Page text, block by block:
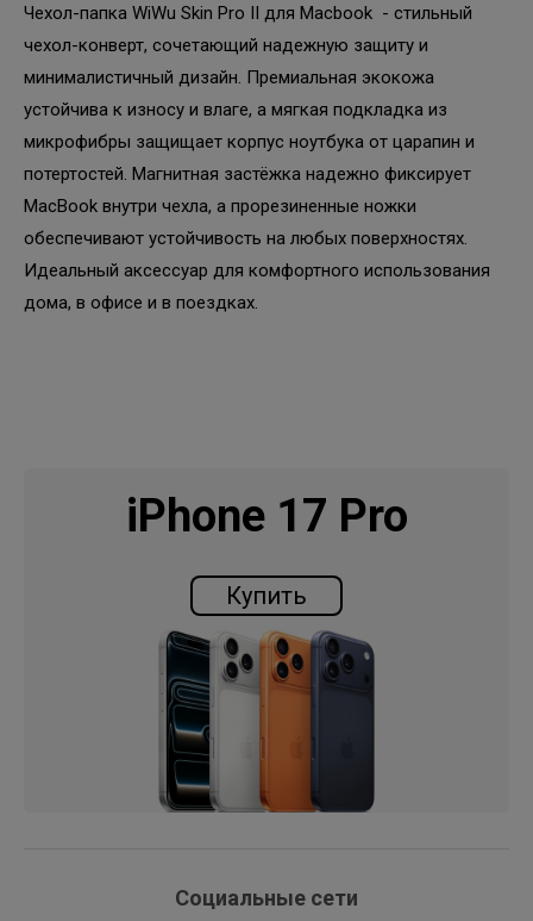
Чехол-папка WiWu Skin Pro II для Macbook - стильный
чехол-конверт, сочетающий надежную защиту и
минималистичный дизайн. Премиальная экокожа
устойчива к износу и влаге, а мягкая подкладка из
микрофибры защищает корпус ноутбука от царапин и
потертостей. Магнитная застёжка надежно фиксирует
MacBook внутри чехла, а прорезиненные ножки
обеспечивают устойчивость на любых поверхностях.
Идеальный аксессуар для комфортного использования
дома, в офисе и в поездках.
iPhone 17 Pro
Купить
Социальные сети